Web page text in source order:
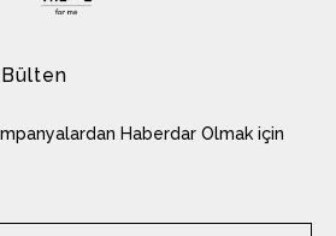
Haberdar Olmak için